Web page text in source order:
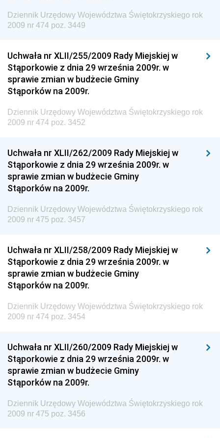
Dziennik Urzędowy Ministra Klimatu i Środowiska
Narodowego i Sportu
Dziennik Urzędowy Ministra Finansów, Funduszy i
Polityki Regionalnej
Dziennik Urzędowy Ministra Rozwoju, Pracy i
Technologii
Dziennik Urzędowy Ministra Kultury, Dziedzictwa
Dziennik Urzędowy Ministra Rodziny i Polityki
Społecznej
Dziennik Urzędowy Komendy Głównej Straży
Granicznej
Dziennik Urzędowy Głównego Inspektoratu Transportu
Drogowego
Dziennik Urzędowy Komendy Głównej Policji
Dziennik Urzędowy Ministra Pracy i Polityki
Społecznej
Dziennik Urzędowy Ministra Transportu, Budownictwa
i Gospodarki Morskiej
Dziennik Urzędowy Ministra Spraw Zagranicznych
Dziennik Urzędowy Centralnego Biura
Antykorupcyjnego
Wewnętrznego
Dziennik Urzędowy Urzędu Patentowego
Dziennik Urzędowy Województwa Świętokrzyskiego rok
2009 nr 474 poz. 3449
Uchwała nr XLII/255/2009 Rady Miejskiej w
Stąporkowie z dnia 29 września 2009r. w
sprawie zmian w budżecie Gminy
Stąporków na 2009r.
Dziennik Urzędowy Województwa Świętokrzyskiego rok
2009 nr 474 poz. 3452
Uchwała nr XLII/262/2009 Rady Miejskiej w
Stąporkowie z dnia 29 września 2009r. w
sprawie zmian w budżecie Gminy
Stąporków na 2009r.
Dziennik Urzędowy Województwa Świętokrzyskiego rok
2009 nr 475 poz. 3457
Uchwała nr XLII/258/2009 Rady Miejskiej w
Stąporkowie z dnia 29 września 2009r. w
sprawie zmian w budżecie Gminy
Stąporków na 2009r.
Dziennik Urzędowy Województwa Świętokrzyskiego rok
2009 nr 474 poz. 3454
Uchwała nr XLII/260/2009 Rady Miejskiej w
Stąporkowie z dnia 29 września 2009r. w
sprawie zmian w budżecie Gminy
Stąporków na 2009r.
Dziennik Urzędowy Województwa Świętokrzyskiego rok
2009 nr 475 poz. 3456